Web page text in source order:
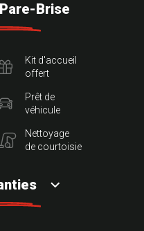
Brise
Kit d'accueil
offert
Prêt de
véhicule
Nettoyage
de courtoisie